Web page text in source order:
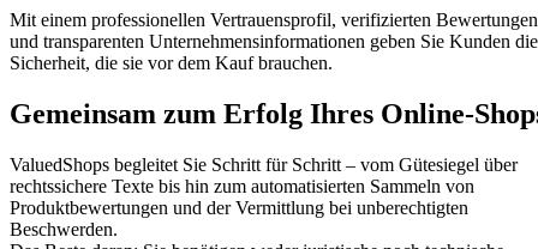
Mit einem professionellen Vertrauensprofil, verifizierten Bewertungen
und transparenten Unternehmensinformationen geben Sie Kunden die
Sicherheit, die sie vor dem Kauf brauchen.
Gemeinsam zum Erfolg Ihres Online-
ValuedShops begleitet Sie Schritt für Schritt – vom Gütesiegel über
rechtssichere Texte bis hin zum automatisierten Sammeln von
Produktbewertungen und der Vermittlung bei unberechtigten
Beschwerden.